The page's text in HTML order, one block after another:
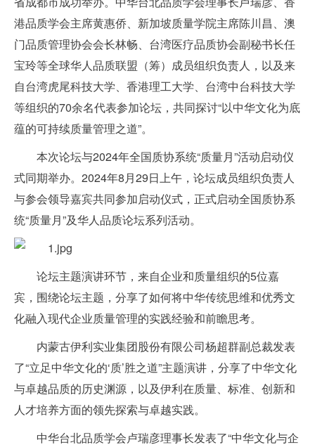
港品质学会主席黄惠侨、新加坡质量学院主席陈川昌、澳
门品质管理协会会长林畅、台湾医疗品质协会副秘书长任
宝玲等全球华人品质联盟（筹）成员组织负责人，以及来
自台湾虎尾科技大学、香港理工大学、台湾中台科技大学
等组织的70余名代表参加论坛，共同探讨“以中华文化为底
蕴的可持续质量管理之道”。
本次论坛与2024年全国质协系统“质量月”活动启动仪
式同期举办。2024年8月29日上午，论坛成员组织负责人
与参会领导嘉宾共同参加启动仪式，正式启动全国质协系
统“质量月”及华人品质论坛系列活动。
论坛主题演讲环节，来自企业和质量组织的5位嘉
宾，围绕论坛主题，分享了如何将中华传统思维和优秀文
化融入现代企业质量管理的实践经验和前瞻思考。
内蒙古伊利实业集团股份有限公司杨超群副总裁发表
了“立足中华文化的‘质’胜之道”主题演讲，分享了中华文化
与卓越品质的历史渊源，以及伊利在质量、标准、创新和
人才培养方面的领先探索与卓越实践。
中华台北品质学会卢瑞彦理事长发表了“中华文化与企